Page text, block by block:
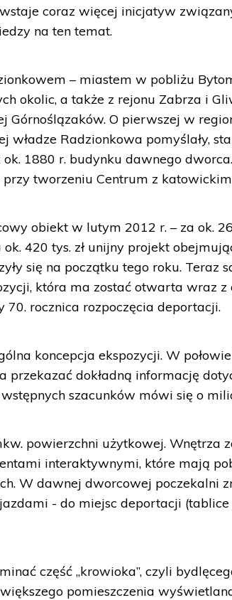
coraz więcej inicjatyw
na ten temat.
– miastem w pobliżu
okolic, a także z rejonu Zabrza i
Górnoślązaków. O pierwszej w
władze Radzionkowa pomyślały,
1880 r. budynku dawnego
tworzeniu Centrum z
obiekt w lutym 2012 r. – za ok.
420 tys. zł unijny projekt
się na początku tego roku. Teraz
która ma zostać otwarta wraz z
rocznica rozpoczęcia deportacji.
koncepcja ekspozycji. W
dokładną informację
szacunków mówi się o
powierzchni użytkowej. Wnętrza
interaktywnymi, które mają
W dawnej dworcowej poczekalni
- do miejsc deportacji
część „krowioka”, czyli
pomieszczenia